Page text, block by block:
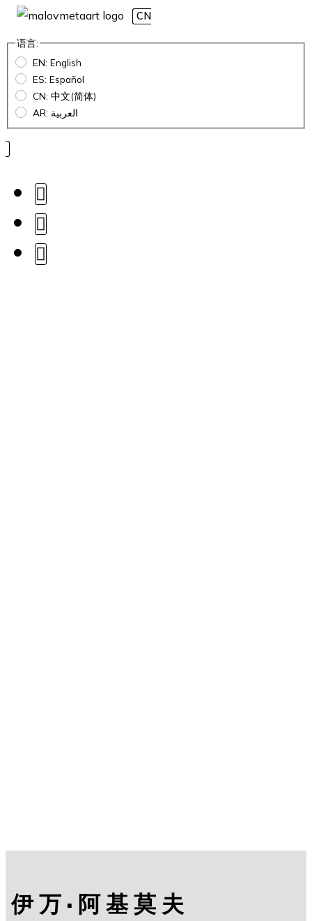
CN
语言:
EN: English
ES: Español
CN: 中文(简体)
AR: العربية
伊万·阿基莫夫